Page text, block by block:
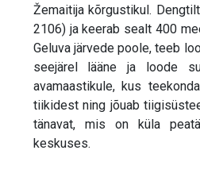
Žemaitija kõrgustikul.
2106) ja keerab sealt 400
Geluva järvede poole, teeb
seejärel lääne ja loode
avamaastikule, kus
tiikidest ning jõuab
tänavat, mis on küla
keskuses.